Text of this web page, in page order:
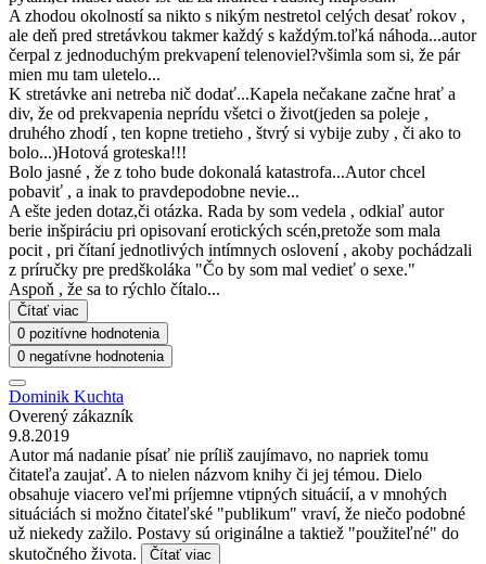
A zhodou okolností sa nikto s nikým nestretol celých desať rokov ,
ale deň pred stretávkou takmer každý s každým.toľká náhoda...autor
čerpal z jednoduchým prekvapení telenoviel?všimla som si, že pár
mien mu tam uletelo...
K stretávke ani netreba nič dodať...Kapela nečakane začne hrať a
div, že od prekvapenia neprídu všetci o život(jeden sa poleje ,
druhého zhodí , ten kopne tretieho , štvrý si vybije zuby , či ako to
bolo...)Hotová groteska!!!
Bolo jasné , že z toho bude dokonalá katastrofa...Autor chcel
pobaviť , a inak to pravdepodobne nevie...
A ešte jeden dotaz,či otázka. Rada by som vedela , odkiaľ autor
berie inšpiráciu pri opisovaní erotických scén,pretože som mala
pocit , pri čítaní jednotlivých intímnych oslovení , akoby pochádzali
z príručky pre predškoláka "Čo by som mal vedieť o sexe."
Aspoň , že sa to rýchlo čítalo...
Čítať viac
0 pozitívne hodnotenia
0 negatívne hodnotenia
Dominik Kuchta
Overený zákazník
9.8.2019
Autor má nadanie písať nie príliš zaujímavo, no napriek tomu
čitateľa zaujať. A to nielen názvom knihy či jej témou. Dielo
obsahuje viacero veľmi príjemne vtipných situácií, a v mnohých
situáciách si možno čitateľské "publikum" vraví, že niečo podobné
už niekedy zažilo. Postavy sú originálne a taktiež "použiteľné" do
skutočného života.
Čítať viac